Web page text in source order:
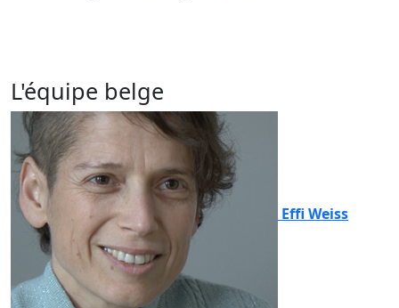
L'équipe belge
Effi Weiss